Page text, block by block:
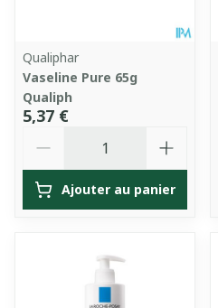
Qualiphar
Vaseline Pure 65g
Qualiph
5,37 €
Ajouter au panier